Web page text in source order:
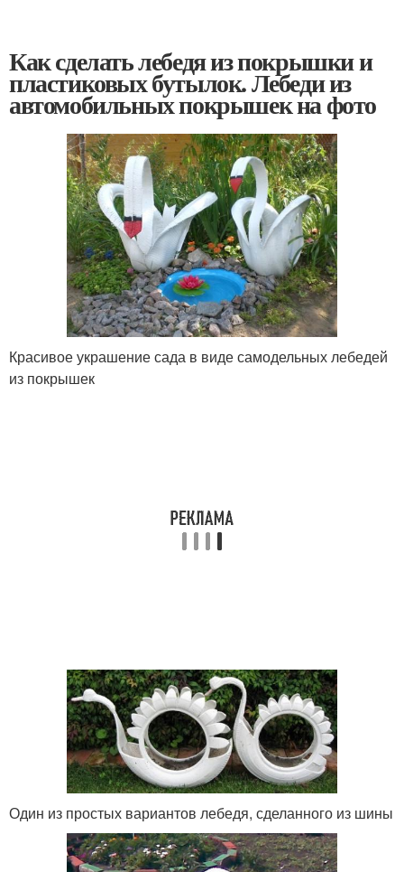
Как сделать лебедя из покрышки и
пластиковых бутылок. Лебеди из
автомобильных покрышек на фото
Красивое украшение сада в виде самодельных лебедей
из покрышек
Один из простых вариантов лебедя, сделанного из шины